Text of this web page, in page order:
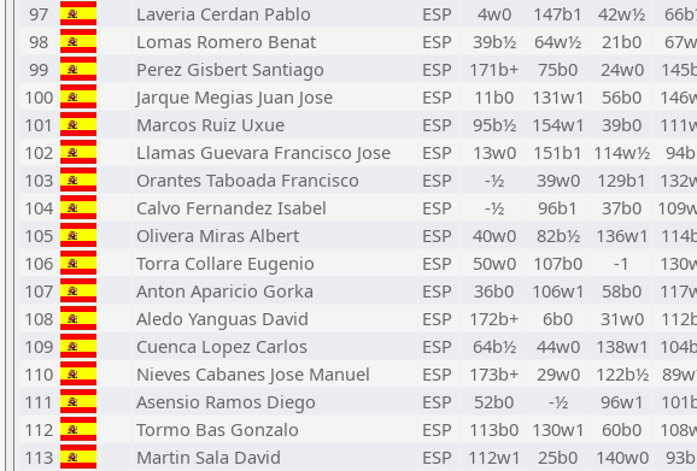
97
Laveria Cerdan Pablo ESP 4w0 147b1 42w½
98
Lomas Romero Benat ESP 39b½ 64w½ 21b0
99
Perez Gisbert Santiago ESP 171b+ 75b0 24w0
100
Jarque Megias Juan Jose ESP 11b0 131w1 56b0
101
Marcos Ruiz Uxue ESP 95b½ 154w1 39b0
102
Llamas Guevara Francisco Jose ESP 13w0 151b1 114w½
103
Orantes Taboada Francisco ESP -½ 39w0 129b1
104
Calvo Fernandez Isabel ESP -½ 96b1 37b0
105
Olivera Miras Albert ESP 40w0 82b½ 136w1
106
Torra Collare Eugenio ESP 50w0 107b0 -1
107
Anton Aparicio Gorka ESP 36b0 106w1 58b0
108
Aledo Yanguas David ESP 172b+ 6b0 31w0
109
Cuenca Lopez Carlos ESP 64b½ 44w0 138w1
110
Nieves Cabanes Jose Manuel ESP 173b+ 29w0 122b½
111
Asensio Ramos Diego ESP 52b0 -½ 96w1
112
Tormo Bas Gonzalo ESP 113b0 130w1 60b0
113
Martin Sala David ESP 112w1 25b0 140w0